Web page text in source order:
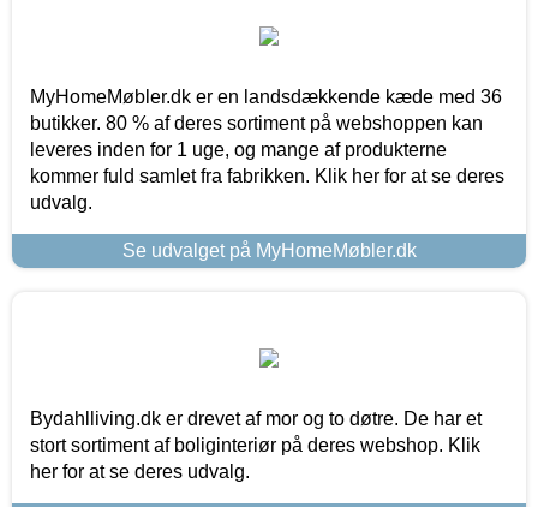
MyHomeMøbler.dk er en landsdækkende kæde med 36
butikker. 80 % af deres sortiment på webshoppen kan
leveres inden for 1 uge, og mange af produkterne
kommer fuld samlet fra fabrikken. Klik her for at se deres
udvalg.
Se udvalget på MyHomeMøbler.dk
Bydahlliving.dk er drevet af mor og to døtre. De har et
stort sortiment af boliginteriør på deres webshop. Klik
her for at se deres udvalg.